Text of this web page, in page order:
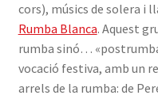
cors), músics de solera i
Rumba Blanca. Aquest
rumba sinó…
vocació festiva, amb un
arrels de la rumba: de